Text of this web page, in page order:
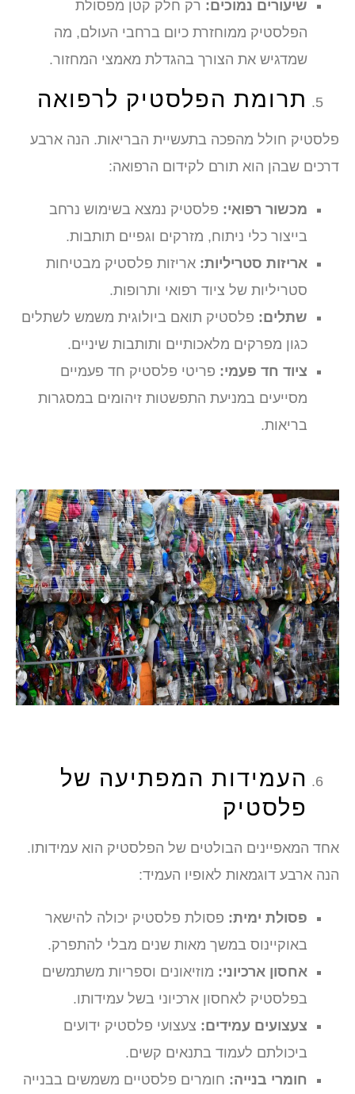
שיעורים נמוכים: רק חלק קטן מפסולת
הפלסטיק ממוחזרת כיום ברחבי העולם, מה
שמדגיש את הצורך בהגדלת מאמצי המחזור.
תרומת הפלסטיק לרפואה
פלסטיק חולל מהפכה בתעשיית הבריאות. הנה ארבע
דרכים שבהן הוא תורם לקידום הרפואה:
מכשור רפואי: פלסטיק נמצא בשימוש נרחב
בייצור כלי ניתוח, מזרקים וגפיים תותבות.
אריזות סטריליות: אריזות פלסטיק מבטיחות
סטריליות של ציוד רפואי ותרופות.
שתלים: פלסטיק תואם ביולוגית משמש לשתלים
כגון מפרקים מלאכותיים ותותבות שיניים.
ציוד חד פעמי: פריטי פלסטיק חד פעמיים
מסייעים במניעת התפשטות זיהומים במסגרות
בריאות.
העמידות המפתיעה של
פלסטיק
אחד המאפיינים הבולטים של הפלסטיק הוא עמידותו.
הנה ארבע דוגמאות לאופיו העמיד:
פסולת ימית: פסולת פלסטיק יכולה להישאר
באוקיינוס במשך מאות שנים מבלי להתפרק.
אחסון ארכיוני: מוזיאונים וספריות משתמשים
בפלסטיק לאחסון ארכיוני בשל עמידותו.
צעצועים עמידים: צעצועי פלסטיק ידועים
ביכולתם לעמוד בתנאים קשים.
חומרי בנייה: חומרים פלסטיים משמשים בבנייה